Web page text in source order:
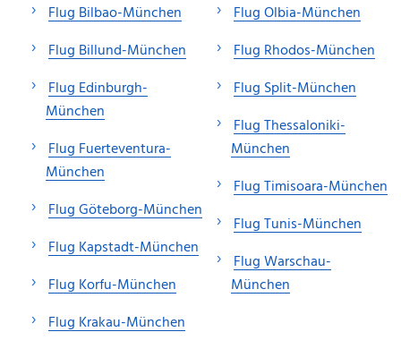
Flug Bilbao-München
Flug Billund-München
Flug Edinburgh-
München
Flug Fuerteventura-
München
Flug Göteborg-München
Flug Kapstadt-München
Flug Korfu-München
Flug Krakau-München
Flug Olbia-München
Flug Rhodos-München
Flug Split-München
Flug Thessaloniki-
München
Flug Timisoara-München
Flug Tunis-München
Flug Warschau-
München